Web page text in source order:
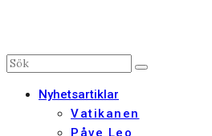
Nyhetsartiklar
Vatikanen
Påve Leo